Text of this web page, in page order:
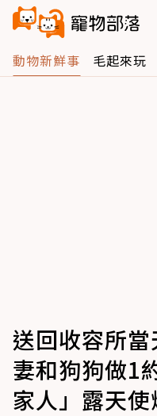
動物新鮮事 毛起來玩
送回收容所
妻和狗狗做1
家人」露天使